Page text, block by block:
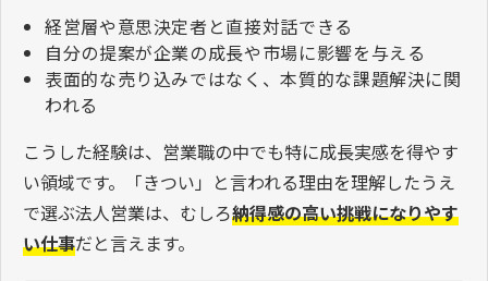
経営層や意思決定者と直接対話できる
自分の提案が企業の成長や市場に影響を与える
表面的な売り込みではなく、本質的な課題解決に関
われる
こうした経験は、営業職の中でも特に成長実感を得やす
い領域です。「きつい」と言われる理由を理解したうえ
で選ぶ法人営業は、むしろ納得感の高い挑戦になりやす
い仕事だと言えます。